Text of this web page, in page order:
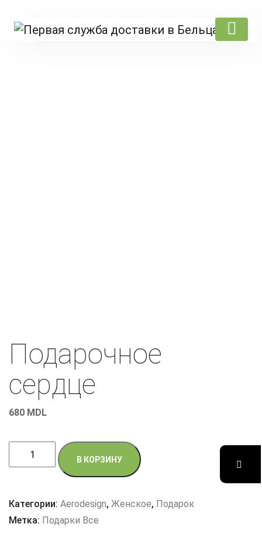
Подарочное
сердце
680 MDL
Количество
товара
сердце
В КОРЗИНУ
Категории: Aerodesign, Женское, Подарок
Метка: Подарки Все